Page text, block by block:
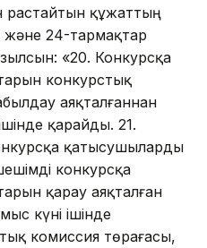
растайтын құжаттың
және 24-тармақтар
«20. Конкурсқа
конкурстық
аяқталғаннан
қарайды. 21.
қатысушыларды
конкурсқа
қарау аяқталған
күні ішінде
комиссия төрағасы,